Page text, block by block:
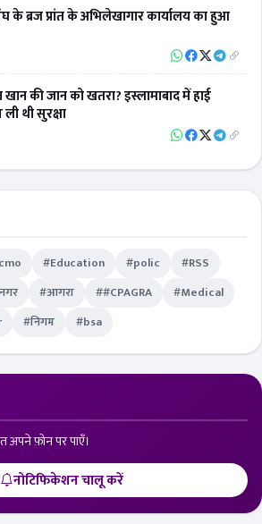
के ब्रज प्रांत के अभिलेखागार कार्यालय का हुआ
खान की जान को खतरा? इस्लामाबाद में हाई
थी सुरक्षा
#Education #polic
#RSS
#आगरा ##CPAGRA
#Medical
#निगम #bsa
अपने फ़ोन पर पाएँ।
नोटिफिकेशन चालू करें